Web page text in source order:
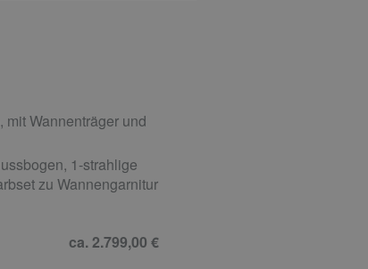
Wannenträger und
1-strahlige
zu Wannengarnitur
ca. 2.799,00 €